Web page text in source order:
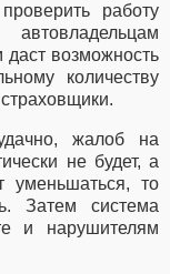
работу
даст возможность
количеству
жалоб на
не будет, а
уменьшаться, то
Затем система
и нарушителям